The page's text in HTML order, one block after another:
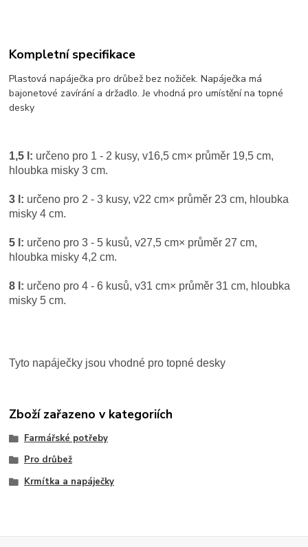
Kompletní specifikace
Plastová napáječka pro drůbež bez nožiček. Napáječka má
bajonetové zavírání a držadlo. Je vhodná pro umístění na topné
desky
1,5 l: určeno pro 1 - 2 kusy, v16,5 cm× průměr 19,5 cm,
hloubka misky 3 cm.
3 l: určeno pro 2 - 3 kusy, v22 cm× průměr 23 cm, hloubka
misky 4 cm.
5 l: určeno pro 3 - 5 kusů, v27,5 cm× průměr 27 cm,
hloubka misky 4,2 cm.
8 l: určeno pro 4 - 6 kusů, v31 cm× průměr 31 cm, hloubka
misky 5 cm.
Tyto napáječky jsou vhodné pro topné desky
Zboží zařazeno v kategoriích
Farmářské potřeby
Pro drůbež
Krmítka a napáječky